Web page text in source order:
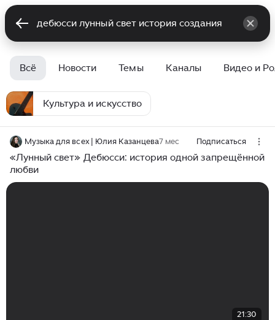
Всё Новости Темы Каналы Видео и
Культура и искусство
Музыка для всех | Юлия Казанцева7 мес Подписаться
«Лунный свет» Дебюсси: история одной запрещённой
любви
21:30